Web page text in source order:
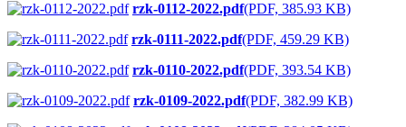
rzk-0112-2022.pdf(PDF, 385.93 KB)
rzk-0111-2022.pdf(PDF, 459.29 KB)
rzk-0110-2022.pdf(PDF, 393.54 KB)
rzk-0109-2022.pdf(PDF, 382.99 KB)